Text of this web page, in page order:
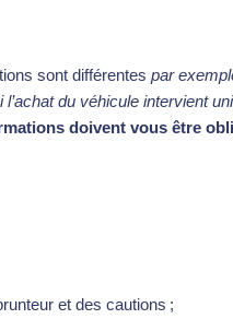
sont différentes par
du véhicule intervient
doivent vous être
et des cautions ;